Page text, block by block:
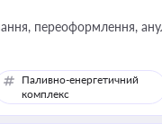
переоформлення,
Паливно-енергетичний
комплекс